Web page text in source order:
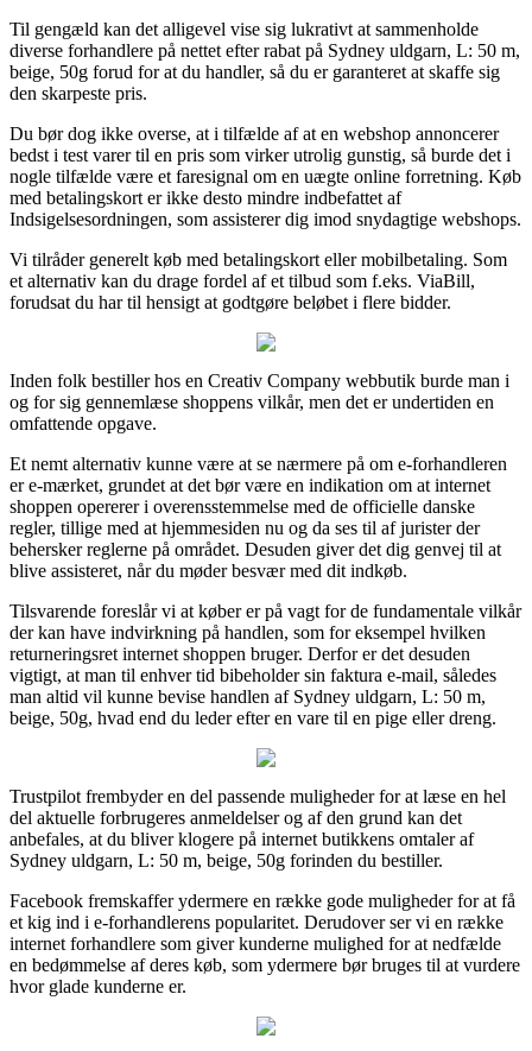
Til gengæld kan det alligevel vise sig lukrativt at sammenholde
diverse forhandlere på nettet efter rabat på Sydney uldgarn, L: 50 m,
beige, 50g forud for at du handler, så du er garanteret at skaffe sig
den skarpeste pris.
Du bør dog ikke overse, at i tilfælde af at en webshop annoncerer
bedst i test varer til en pris som virker utrolig gunstig, så burde det i
nogle tilfælde være et faresignal om en uægte online forretning. Køb
med betalingskort er ikke desto mindre indbefattet af
Indsigelsesordningen, som assisterer dig imod snydagtige webshops.
Vi tilråder generelt køb med betalingskort eller mobilbetaling. Som
et alternativ kan du drage fordel af et tilbud som f.eks. ViaBill,
forudsat du har til hensigt at godtgøre beløbet i flere bidder.
Inden folk bestiller hos en Creativ Company webbutik burde man i
og for sig gennemlæse shoppens vilkår, men det er undertiden en
omfattende opgave.
Et nemt alternativ kunne være at se nærmere på om e-forhandleren
er e-mærket, grundet at det bør være en indikation om at internet
shoppen opererer i overensstemmelse med de officielle danske
regler, tillige med at hjemmesiden nu og da ses til af jurister der
behersker reglerne på området. Desuden giver det dig genvej til at
blive assisteret, når du møder besvær med dit indkøb.
Tilsvarende foreslår vi at køber er på vagt for de fundamentale vilkår
der kan have indvirkning på handlen, som for eksempel hvilken
returneringsret internet shoppen bruger. Derfor er det desuden
vigtigt, at man til enhver tid bibeholder sin faktura e-mail, således
man altid vil kunne bevise handlen af Sydney uldgarn, L: 50 m,
beige, 50g, hvad end du leder efter en vare til en pige eller dreng.
Trustpilot frembyder en del passende muligheder for at læse en hel
del aktuelle forbrugeres anmeldelser og af den grund kan det
anbefales, at du bliver klogere på internet butikkens omtaler af
Sydney uldgarn, L: 50 m, beige, 50g forinden du bestiller.
Facebook fremskaffer ydermere en række gode muligheder for at få
et kig ind i e-forhandlerens popularitet. Derudover ser vi en række
internet forhandlere som giver kunderne mulighed for at nedfælde
en bedømmelse af deres køb, som ydermere bør bruges til at vurdere
hvor glade kunderne er.